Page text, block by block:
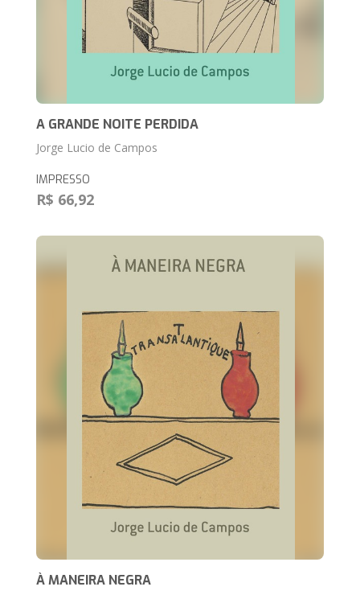
A GRANDE NOITE PERDIDA
Jorge Lucio de Campos
IMPRESSO
R$ 66,92
À MANEIRA NEGRA